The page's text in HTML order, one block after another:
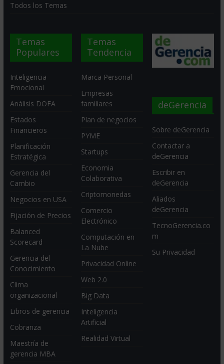
Todos los Temas
Temas
Populares
Inteligencia
Emocional
Análisis DOFA
Estados
Financieros
Planificación
Estratégica
Gerencia del
Cambio
Negocios en USA
Fijación de Precios
Balanced
Scorecard
Gerencia del
Conocimiento
Clima
organizacional
Libros de gerencia
Cobranza
Maestría de
gerencia MBA
Temas
Tendencia
Marca Personal
Empresas
familiares
Plan de negocios
PYME
Startups
Economia
Colaborativa
Criptomonedas
Comercio
Electrónico
Computación en
La Nube
Privacidad Online
Web 2.0
Big Data
Inteligencia
Artificial
Realidad Virtual
deGerencia
Sobre deGerencia
Contactar a
deGerencia
Escribir en
deGerencia
Aliados
deGerencia
TecnoGerencia.co
m
Su Privacidad